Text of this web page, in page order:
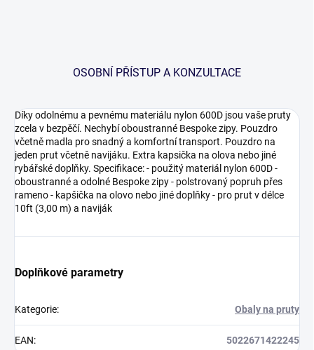
OSOBNÍ PŘÍSTUP A KONZULTACE
Díky odolnému a pevnému materiálu nylon 600D jsou vaše pruty
zcela v bezpěčí. Nechybí oboustranné Bespoke zipy. Pouzdro
včetně madla pro snadný a komfortní transport. Pouzdro na
jeden prut včetně navijáku. Extra kapsička na olova nebo jiné
rybářské doplňky. Specifikace: - použitý materiál nylon 600D -
oboustranné a odolné Bespoke zipy - polstrovaný popruh přes
rameno - kapšička na olovo nebo jiné doplňky - pro prut v délce
10ft (3,00 m) a naviják
Doplňkové parametry
Kategorie: Obaly na pruty
EAN: 5022671422245